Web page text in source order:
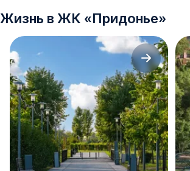
Жизнь в ЖК «Придонье»